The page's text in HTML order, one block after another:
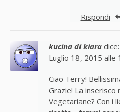
Rispondi
kucina di kiara dice:
Luglio 18, 2015 alle
Ciao Terry!
Grazie! La
Vegetariane? Con i